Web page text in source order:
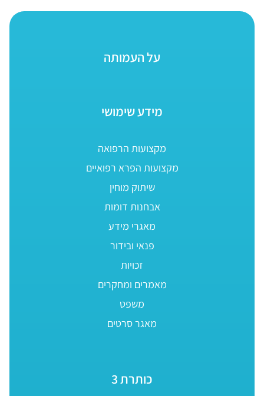
על העמותה
מידע שימושי
מקצועות הרפואה
מקצועות הפרא רפואיים
שיתוק מוחין
אבחנות דומות
מאגרי מידע
פנאי ובידור
זכויות
מאמרים ומחקרים
משפט
מאגר סרטים
כותרת 3